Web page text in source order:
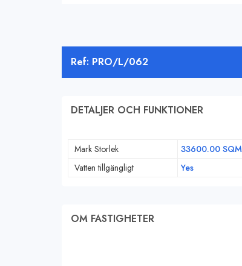
Ref: PRO/L/062
DETALJER OCH FUNKTIONER
Mark Storlek 33600.00 SQM
Vatten tillgängligt
Yes
OM FASTIGHETER